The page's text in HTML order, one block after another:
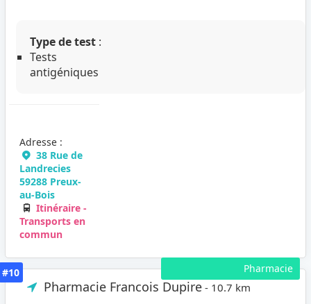
Type de test :
Tests
antigéniques
Adresse :
38 Rue de
Landrecies
59288 Preux-
au-Bois
Itinéraire -
Transports en
commun
Pharmacie
#10
Pharmacie Francois Dupire - 10.7 km